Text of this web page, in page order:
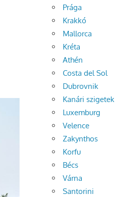
Prága
Krakkó
Mallorca
Kréta
Athén
Costa del Sol
Dubrovnik
Kanári szigetek
Luxemburg
Velence
Zakynthos
Korfu
Bécs
Várna
Santorini